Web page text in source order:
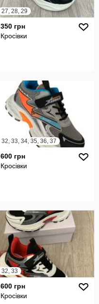
27, 28, 29
350 грн
Кросівки
32, 33, 34, 35, 36, 37
600 грн
Кросівки
32, 33
600 грн
Кросівки